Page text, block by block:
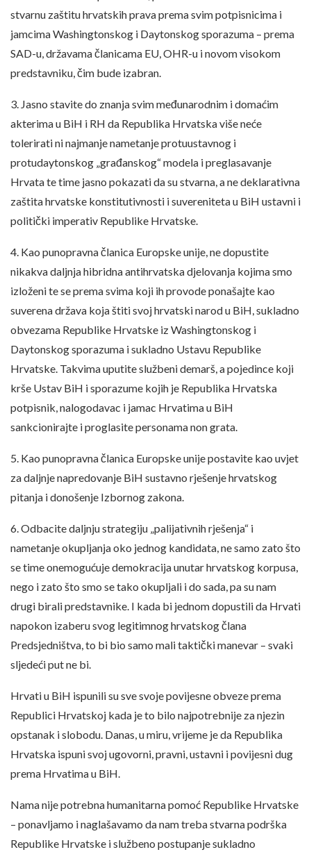
stvarnu zaštitu hrvatskih prava prema svim potpisnicima i
jamcima Washingtonskog i Daytonskog sporazuma – prema
SAD-u, državama članicama EU, OHR-u i novom visokom
predstavniku, čim bude izabran.
3. Jasno stavite do znanja svim međunarodnim i domaćim
akterima u BiH i RH da Republika Hrvatska više neće
tolerirati ni najmanje nametanje protuustavnog i
protudaytonskog „građanskog“ modela i preglasavanje
Hrvata te time jasno pokazati da su stvarna, a ne deklarativna
zaštita hrvatske konstitutivnosti i suvereniteta u BiH ustavni i
politički imperativ Republike Hrvatske.
4. Kao punopravna članica Europske unije, ne dopustite
nikakva daljnja hibridna antihrvatska djelovanja kojima smo
izloženi te se prema svima koji ih provode ponašajte kao
suverena država koja štiti svoj hrvatski narod u BiH, sukladno
obvezama Republike Hrvatske iz Washingtonskog i
Daytonskog sporazuma i sukladno Ustavu Republike
Hrvatske. Takvima uputite službeni demarš, a pojedince koji
krše Ustav BiH i sporazume kojih je Republika Hrvatska
potpisnik, nalogodavac i jamac Hrvatima u BiH
sankcionirajte i proglasite personama non grata.
5. Kao punopravna članica Europske unije postavite kao uvjet
za daljnje napredovanje BiH sustavno rješenje hrvatskog
pitanja i donošenje Izbornog zakona.
6. Odbacite daljnju strategiju „palijativnih rješenja“ i
nametanje okupljanja oko jednog kandidata, ne samo zato što
se time onemogućuje demokracija unutar hrvatskog korpusa,
nego i zato što smo se tako okupljali i do sada, pa su nam
drugi birali predstavnike. I kada bi jednom dopustili da Hrvati
napokon izaberu svog legitimnog hrvatskog člana
Predsjedništva, to bi bio samo mali taktički manevar – svaki
sljedeći put ne bi.
Hrvati u BiH ispunili su sve svoje povijesne obveze prema
Republici Hrvatskoj kada je to bilo najpotrebnije za njezin
opstanak i slobodu. Danas, u miru, vrijeme je da Republika
Hrvatska ispuni svoj ugovorni, pravni, ustavni i povijesni dug
prema Hrvatima u BiH.
Nama nije potrebna humanitarna pomoć Republike Hrvatske
– ponavljamo i naglašavamo da nam treba stvarna podrška
Republike Hrvatske i službeno postupanje sukladno